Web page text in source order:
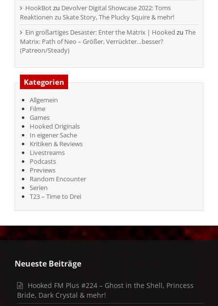
HookBotzu Devolver Digital Showcase 2022: Toms
Reaktionen zu Skate Story, The Plucky Squire & mehr!
Ein großartiges Desaster: Enter the Matrix | Hooked zu The
Matrix: Path of Neo – Größer, Verrückter…besser?
(Patreon/Steady)
Kategorien
Allgemein
Filme
Games
Hooked Originals
In eigener Sache
Kritiken & Reviews
Livestreams
Podcasts
Previews
Random Encounter
Serien
T23 – Time to Drei
Neueste Beiträge
Hooked FM Plus #224 – Ghost in the Shell, Princess
Bride, Dark Crystal & mehr!